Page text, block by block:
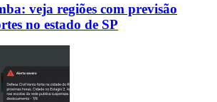
veja regiões com previsão
no estado de SP